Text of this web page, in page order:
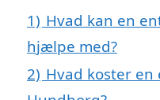
1) Hvad kan en
hjælpe med?
2) Hvad koster